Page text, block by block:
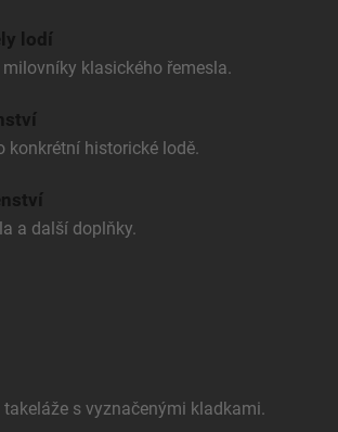
lodí
milovníky klasického řemesla.
konkrétní historické lodě.
a další doplňky.
takeláže s vyznačenými kladkami.